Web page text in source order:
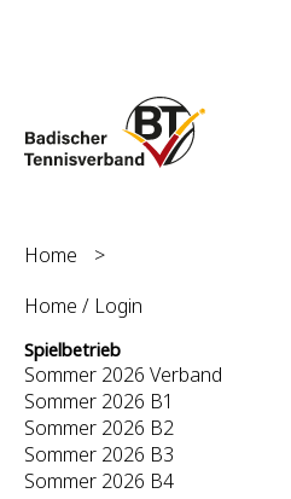
Home
>
Home / Login
Spielbetrieb
Sommer 2026 Verband
Sommer 2026 B1
Sommer 2026 B2
Sommer 2026 B3
Sommer 2026 B4